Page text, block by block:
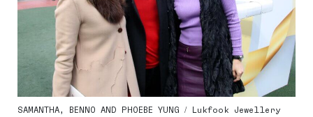
SAMANTHA, BENNO AND PHOEBE YUNG / Lukfook Jewellery